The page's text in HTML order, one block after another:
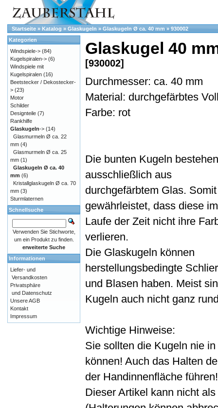
Startseite » Katalog » Glaskugeln » Glaskugeln Ø ca. 40 mm » 930002
Glaskugel 40
[930002]
Durchmesser: ca. 40 mm
Material: durchgefärbtes
Farbe: rot
Die bunten Kugeln bestehen
ausschließlich aus
durchgefärbtem Glas.
gewährleistet, dass diese im
Laufe der Zeit nicht ihre
verlieren.
Die Glaskugeln können
herstellungsbedingte
und Blasen haben. Meist
Kugeln auch nicht ganz
Wichtige Hinweise:
Sie sollten die Kugeln nie
können! Auch das Halten
der Handinnenfläche führen!
Dieser Artikel kann nicht
Kategorien
Windspiele-> (84)
Kugelspiralen-> (6)
Windspiele mit
Kugelspiralen (16)
Beetstecker / Dekostecker-
> (23)
Motor
Schilder
Designteile (7)
Rankhilfe
Glaskugeln-> (14)
Glasmurmeln Ø ca. 22
mm (4)
Glasmurmeln Ø ca. 25
mm (1)
Glaskugeln Ø ca. 40
mm (6)
Kristallglaskugeln Ø ca. 70
mm (3)
Sturmlaternen
Schnellsuche
Verwenden Sie Stichworte,
um ein Produkt zu finden.
erweiterte Suche
Informationen
Liefer- und
Versandkosten
Privatsphäre
und Datenschutz
Unsere AGB
Kontakt
Impressum